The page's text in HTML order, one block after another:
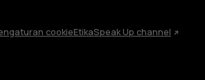
cookieEtikaSpeak Up channel